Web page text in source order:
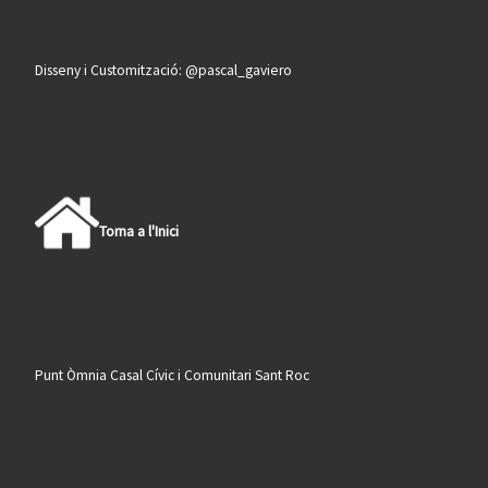
Disseny i Customització: @pascal_gaviero
Torna a l'Inici
Punt Òmnia Casal Cívic i Comunitari Sant Roc